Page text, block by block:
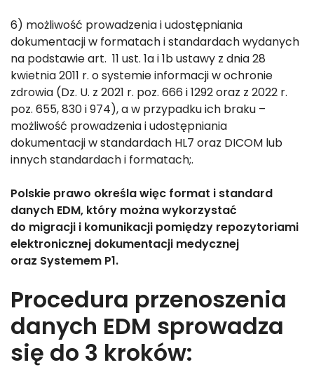
6) możliwość prowadzenia i udostępniania
dokumentacji w formatach i standardach wydanych
na podstawie art. 11 ust. 1a i 1b ustawy z dnia 28
kwietnia 2011 r. o systemie informacji w ochronie
zdrowia (Dz. U. z 2021 r. poz. 666 i 1292 oraz z 2022 r.
poz. 655, 830 i 974), a w przypadku ich braku –
możliwość prowadzenia i udostępniania
dokumentacji w standardach HL7 oraz DICOM lub
innych standardach i formatach;.
Polskie prawo określa więc format i standard
danych EDM, który można wykorzystać
do migracji i komunikacji pomiędzy repozytoriami
elektronicznej dokumentacji medycznej
oraz Systemem P1.
Procedura przenoszenia
danych EDM sprowadza
się do 3 kroków: